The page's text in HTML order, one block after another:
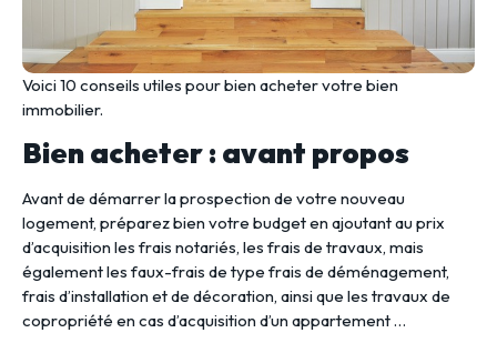
Voici 10 conseils utiles pour bien acheter votre bien
immobilier.
Bien acheter : avant propos
Avant de démarrer la prospection de votre nouveau
logement, préparez bien votre budget en ajoutant au prix
d’acquisition les frais notariés, les frais de travaux, mais
également les faux-frais de type frais de déménagement,
frais d’installation et de décoration, ainsi que les travaux de
copropriété en cas d’acquisition d’un appartement …